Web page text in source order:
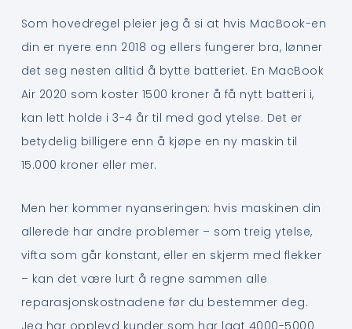
Som hovedregel pleier jeg å si at hvis MacBook-en
din er nyere enn 2018 og ellers fungerer bra, lønner
det seg nesten alltid å bytte batteriet. En MacBook
Air 2020 som koster 1500 kroner å få nytt batteri i,
kan lett holde i 3-4 år til med god ytelse. Det er
betydelig billigere enn å kjøpe en ny maskin til
15.000 kroner eller mer.
Men her kommer nyanseringen: hvis maskinen din
allerede har andre problemer – som treig ytelse,
vifta som går konstant, eller en skjerm med flekker
– kan det være lurt å regne sammen alle
reparasjonskostnadene før du bestemmer deg.
Jeg har opplevd kunder som har lagt 4000-5000